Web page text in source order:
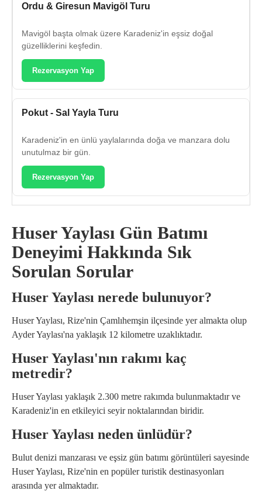
Ordu & Giresun Mavigöl Turu
Mavigöl başta olmak üzere Karadeniz'in eşsiz doğal
güzelliklerini keşfedin.
Rezervasyon Yap
Pokut - Sal Yayla Turu
Karadeniz'in en ünlü yaylalarında doğa ve manzara dolu
unutulmaz bir gün.
Rezervasyon Yap
Huser Yaylası Gün Batımı
Deneyimi Hakkında Sık
Sorulan Sorular
Huser Yaylası nerede bulunuyor?
Huser Yaylası, Rize'nin Çamlıhemşin ilçesinde yer almakta olup
Ayder Yaylası'na yaklaşık 12 kilometre uzaklıktadır.
Huser Yaylası'nın rakımı kaç
metredir?
Huser Yaylası yaklaşık 2.300 metre rakımda bulunmaktadır ve
Karadeniz'in en etkileyici seyir noktalarından biridir.
Huser Yaylası neden ünlüdür?
Bulut denizi manzarası ve eşsiz gün batımı görüntüleri sayesinde
Huser Yaylası, Rize'nin en popüler turistik destinasyonları
arasında yer almaktadır.